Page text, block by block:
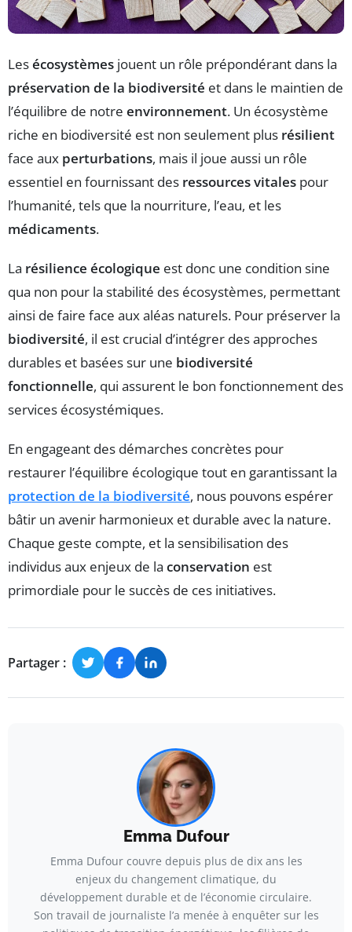
Lesécosystèmes jouent un rôle prépondérant dans la
préservation de la biodiversité et dans le maintien de
l’équilibre de notre environnement. Un écosystème
riche en biodiversité est non seulement plus résilient
face aux perturbations, mais il joue aussi un rôle
essentiel en fournissant des ressources vitales pour
l’humanité, tels que la nourriture, l’eau, et les
médicaments.
La résilience écologique est donc une condition sine
qua non pour la stabilité des écosystèmes, permettant
ainsi de faire face aux aléas naturels. Pour préserver la
biodiversité, il est crucial d’intégrer des approches
durables et basées sur une biodiversité
fonctionnelle, qui assurent le bon fonctionnement des
services écosystémiques.
En engageant des démarches concrètes pour
restaurer l’équilibre écologique tout en garantissant la
protection de la biodiversité, nous pouvons espérer
bâtir un avenir harmonieux et durable avec la nature.
Chaque geste compte, et la sensibilisation des
individus aux enjeux de la conservation est
primordiale pour le succès de ces initiatives.
Partager :
Emma Dufour
Emma Dufour couvre depuis plus de dix ans les
enjeux du changement climatique, du
développement durable et de l’économie circulaire.
Son travail de journaliste l’a menée à enquêter sur les